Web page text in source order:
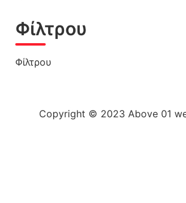
Φίλτρου
Φίλτρου
Copyright © 2023 Above 01